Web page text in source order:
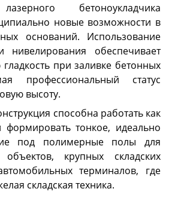
бетоноукладчика
новые возможности в
оснований. Использование
нивелирования обеспечивает
при заливке бетонных
профессиональный статус
высоту.
способна работать как
формировать тонкое, идеально
под полимерные полы для
крупных складских
терминалов, где
складская техника.